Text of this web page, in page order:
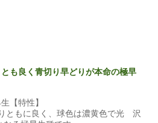
も良く青切り早どりが本命の極早
【特性】
ともに良く、球色は濃黄色で光 沢